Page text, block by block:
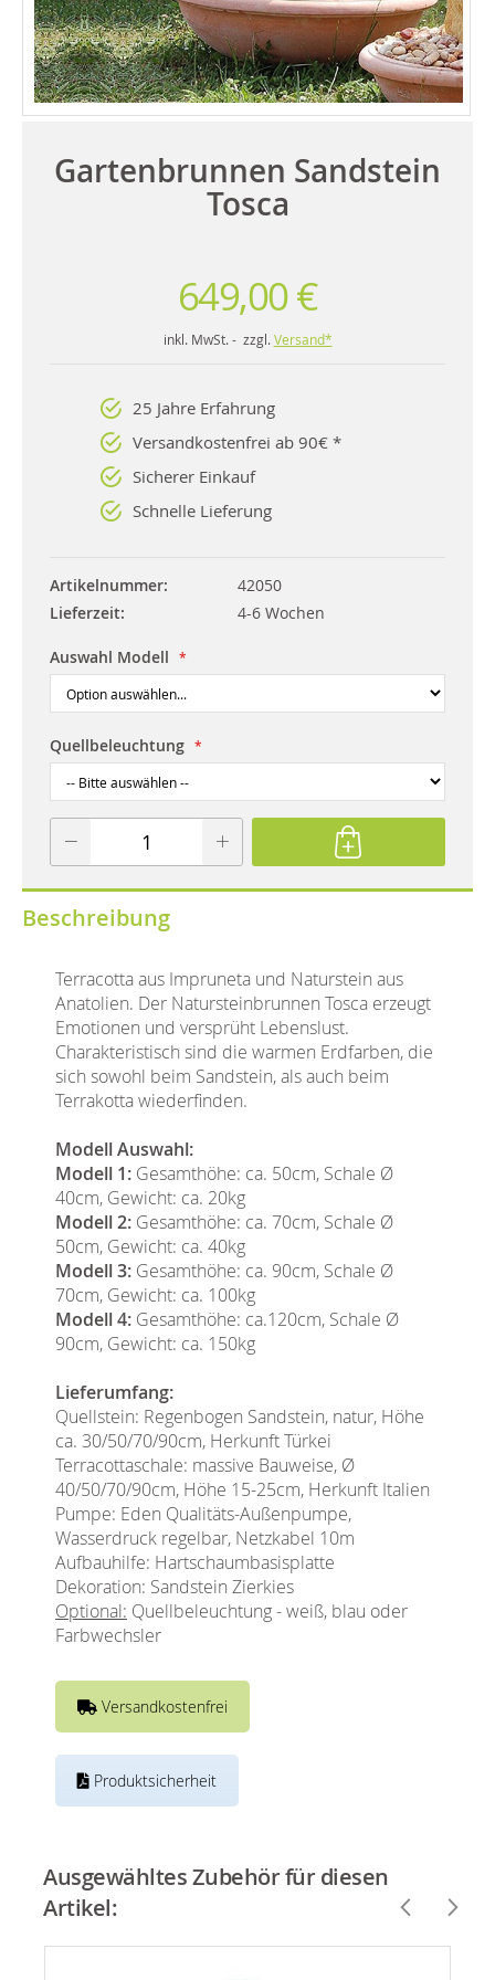
Gartenbrunnen Sandstein
Tosca
649,00 €
inkl. MwSt. - zzgl. Versand*
25 Jahre Erfahrung
Versandkostenfrei ab 90€ *
Sicherer Einkauf
Schnelle Lieferung
Artikelnummer
42050
Lieferzeit
4-6 Wochen
Auswahl Modell
Quellbeleuchtung
Beschreibung
Terracotta aus Impruneta und Naturstein aus
Anatolien. Der Natursteinbrunnen Tosca erzeugt
Emotionen und versprüht Lebenslust.
Charakteristisch sind die warmen Erdfarben, die
sich sowohl beim Sandstein, als auch beim
Terrakotta wiederfinden.
Modell Auswahl:
Modell 1: Gesamthöhe: ca. 50cm, Schale Ø
40cm, Gewicht: ca. 20kg
Modell 2: Gesamthöhe: ca. 70cm, Schale Ø
50cm, Gewicht: ca. 40kg
Modell 3: Gesamthöhe: ca. 90cm, Schale Ø
70cm, Gewicht: ca. 100kg
Modell 4: Gesamthöhe: ca.120cm, Schale Ø
90cm, Gewicht: ca. 150kg
Lieferumfang:
Quellstein: Regenbogen Sandstein, natur, Höhe
ca. 30/50/70/90cm, Herkunft Türkei
Terracottaschale: massive Bauweise, Ø
40/50/70/90cm, Höhe 15-25cm, Herkunft Italien
Pumpe: Eden Qualitäts-Außenpumpe,
Wasserdruck regelbar, Netzkabel 10m
Aufbauhilfe: Hartschaumbasisplatte
Dekoration: Sandstein Zierkies
Optional: Quellbeleuchtung - weiß, blau oder
Farbwechsler
Versandkostenfrei
Produktsicherheit
Ausgewähltes Zubehör für diesen
Artikel: